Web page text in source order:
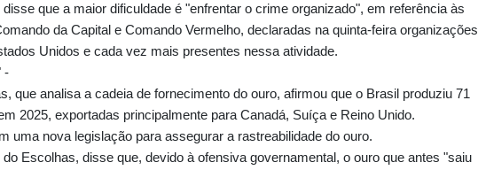
que a maior dificuldade é "enfrentar o crime organizado", em referência às
da Capital e Comando Vermelho, declaradas na quinta-feira organizações
Unidos e cada vez mais presentes nessa atividade.
-
que analisa a cadeia de fornecimento do ouro, afirmou que o Brasil produziu 71
2025, exportadas principalmente para Canadá, Suíça e Reino Unido.
uma nova legislação para assegurar a rastreabilidade do ouro.
Escolhas, disse que, devido à ofensiva governamental, o ouro que antes "saiu